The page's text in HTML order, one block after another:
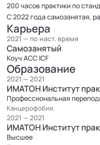
200 часов практики по
С 2022 года самозанятая,
Карьера
Самозанятый
Коуч ACC ICF
2021 — по наст. время
Образование
ИМАТОН Институт
Профессиональная
Канцерофобия.
2021 — 2021
ИМАТОН Институт
Высшее
2021 — 2021